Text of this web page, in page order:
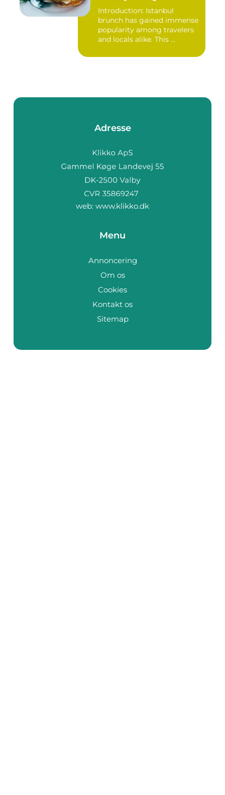
Introduction: Istanbul
brunch has gained immense
popularity among travelers
and locals alike. This ...
Adresse
web: www.klikko.dk
Menu
Annoncering
Om os
Cookies
Kontakt os
Sitemap